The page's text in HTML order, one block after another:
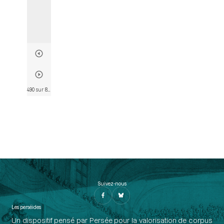
Suivez-nous
Les perséides
Un dispositif pensé par Persée pour la valorisation de corpus